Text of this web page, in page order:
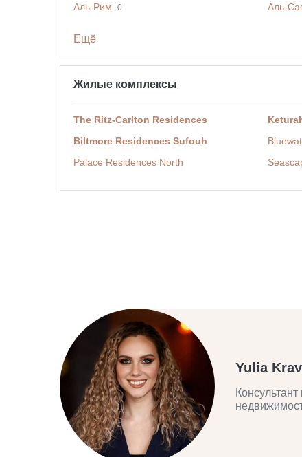
Аль-Рим 0 Аль-
Ещё
Жилые комплексы
The Ritz-Carlton Residences
Biltmore Residences Sufouh
Palace Residences North
Yulia
Консультант